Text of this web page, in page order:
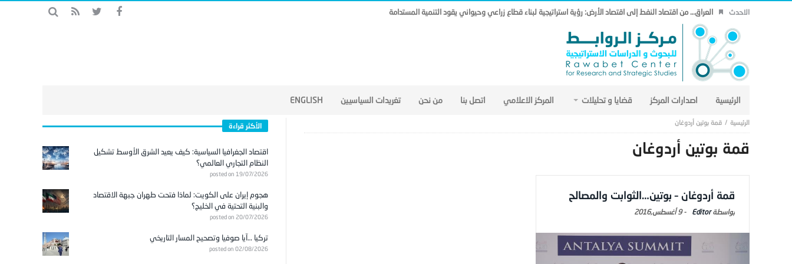
الاحدث العراق… من اقتصاد النفط إلى اقتصاد الأرض: رؤية استراتيجية لبناء قطاع زراعي وحيواني يقود التنمية المستدامة
الرئيسية اصدارات المركز قضايا و تحليلات المركز الاعلامي اتصل بنا من نحن تغريدات السياسيين ENGLISH
قمة بوتين أردوغان
قمة بوتين أردوغان
قمة أردوغان – بوتين…الثوابت والمصالح
Editor
-9 أغسطس,2016
الأكثر قراءة
اقتصاد الجغرافيا السياسية: كيف يعيد الشرق الأوسط تشكيل
النظام التجاري العالمي؟
posted on 19/07/2026
هجوم إيران على الكويت: لماذا فتحت طهران جبهة الاقتصاد
والبنية التحتية في الخليج؟
posted on 20/07/2026
تركيا …آيا صوفيا وتصحيح المسار التاريخي
posted on 02/08/2026